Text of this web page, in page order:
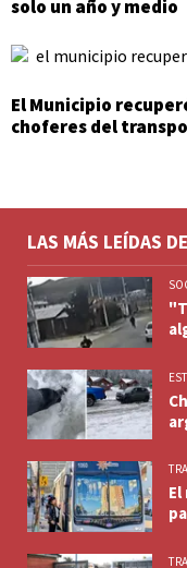
solo un año y medio
El Municipio
choferes del
LAS MÁS LEÍDAS